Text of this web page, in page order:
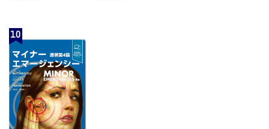
10